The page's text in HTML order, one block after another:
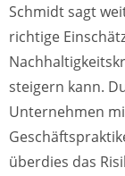
Schmidt sagt
richtige
steigern kann.
Unternehmen
überdies das